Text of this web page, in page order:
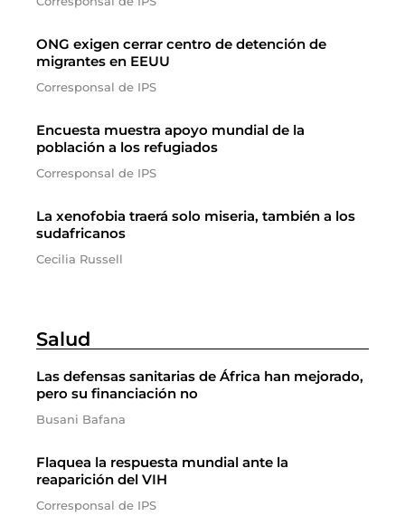
ONG exigen cerrar centro de detención de
migrantes en EEUU
Corresponsal de IPS
Encuesta muestra apoyo mundial de la
población a los refugiados
Corresponsal de IPS
La xenofobia traerá solo miseria, también a los
sudafricanos
Cecilia Russell
Salud
Las defensas sanitarias de África han mejorado,
pero su financiación no
Busani Bafana
Flaquea la respuesta mundial ante la
reaparición del VIH
Corresponsal de IPS